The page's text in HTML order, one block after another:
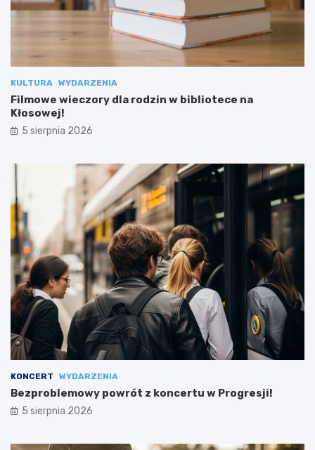
KULTURA WYDARZENIA
Filmowe wieczory dla rodzin w bibliotece na
Kłosowej!
5 sierpnia 2026
KONCERT WYDARZENIA
Bezproblemowy powrót z koncertu w Progresji!
5 sierpnia 2026